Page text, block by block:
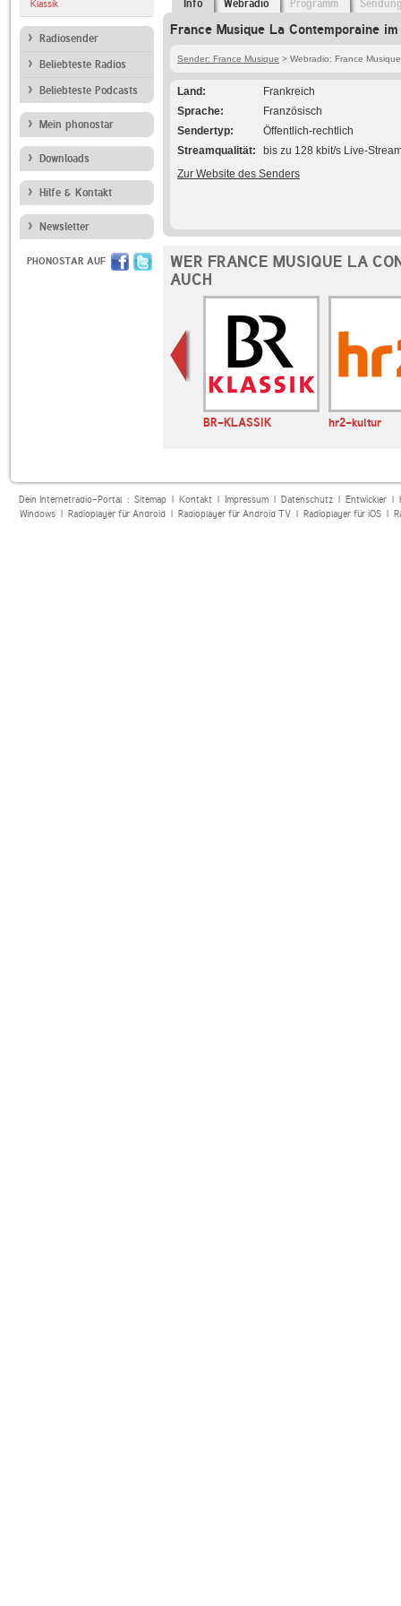
Klassik
Radiosender
Beliebteste Radios
Beliebteste Podcasts
Mein phonostar
Downloads
Hilfe & Kontakt
Newsletter
PHONOSTAR AUF
Info Webradio Programm
France Musique La Contemporaine
Sender: France Musique > Webradio: France
Land
Frankreich
Sprache
Französisch
Sendertyp
Öffentlich-rechtlich
Streamqualität
bis zu 128 kbit/s Live-
Zur Website des Senders
WER FRANCE MUSIQUE LA
AUCH
BR-KLASSIK hr2-kultur
Dein Internetradio-Portal : Sitemap| Kontakt| Impressum| Datenschutz| Entwickler|
Windows| Radioplayer für Android| Radioplayer für Android TV| Radioplayer für iOS|